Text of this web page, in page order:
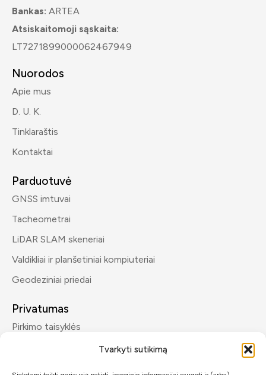
Tvarkyti sutikimą
Bankas: ARTEA
Atsiskaitomoji sąskaita:
LT7271899000062467949
Nuorodos
Apie mus
D. U. K.
Tinklaraštis
Kontaktai
Parduotuvė
GNSS imtuvai
Tacheometrai
LiDAR SLAM skeneriai
Valdikliai ir planšetiniai kompiuteriai
Geodeziniai priedai
Privatumas
Pirkimo taisyklės